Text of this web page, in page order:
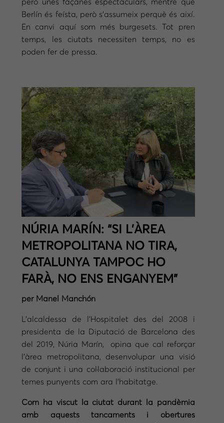
però unes façanes espectaculars, mentre que
Berlín és feísta, però s’assumeix perquè és així.
En canvi aquí som més burgesets. Tot pren
temps, les ciutats necessiten temps, no es
poden fer de pressa.
NÚRIA MARÍN: “SI L’ÀREA
METROPOLITANA NO TIRA,
CATALUNYA TAMPOC HO
FARÀ, NO ENS ENGANYEM”
per Manel Manchón
L’alcaldessa de l’Hospitalet des del 2008 i
presidenta de la Diputació de Barcelona des
del 2019, Núria Marín, opina que cal reforçar
l’àrea metropolitana, desenvolupar una visió
de conjunt i una col·laboració institucional per
temes punyents com ara l’habitatge.
Com ha viscut la ciutat durant la pandèmia
amb aquests tancaments i obertures